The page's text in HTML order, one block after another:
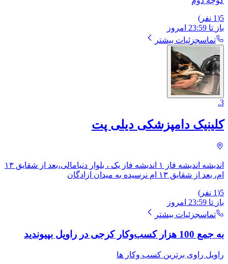
5
(
1 نفر)
باز تا 23:59 امروز
تماسجزئیات بیشتر
3
.
کلینیک دامپزشکی دیلی پت
اندیشه اندیشه فاز ۱ اندیشه فاز یک ، بلوار دنیامالی،بعد از شقایق ۱۳
ام، ​بعد از شقایق ۱۳ ام نرسیده به میدان ازادگان
5
(
1 نفر)
باز تا 23:59 امروز
تماسجزئیات بیشتر
به جمع 100 هزار کسب‌وکار کرجی در راویل بپیوندید
راویل راوی برترین کسب وکار ها